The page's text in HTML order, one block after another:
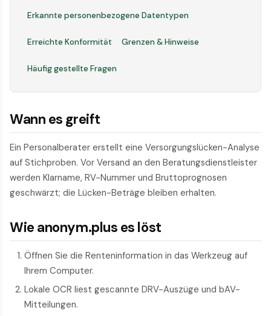
Erkannte personenbezogene Datentypen
Erreichte Konformität Grenzen & Hinweise
Häufig gestellte Fragen
Wann es greift
Ein Personalberater erstellt eine Versorgungslücken-Analyse
auf Stichproben. Vor Versand an den Beratungsdienstleister
werden Klarname, RV-Nummer und Bruttoprognosen
geschwärzt; die Lücken-Beträge bleiben erhalten.
Wie anonym.plus es löst
Öffnen Sie die Renteninformation in das Werkzeug auf
Ihrem Computer.
Lokale OCR liest gescannte DRV-Auszüge und bAV-
Mitteilungen.